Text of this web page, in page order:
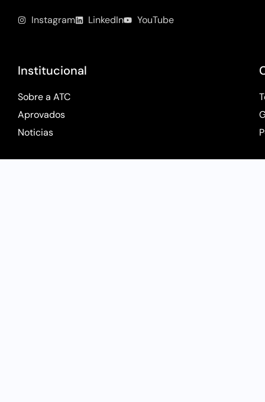
Instagram LinkedIn YouTube
Institucional
Sobre a ATC
Aprovados
Noticias